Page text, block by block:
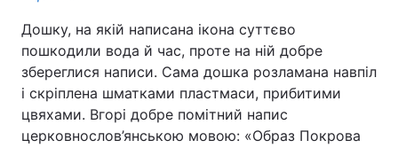
Дошку, на якій написана ікона суттєво
пошкодили вода й час, проте на ній добре
збереглися написи. Сама дошка розламана навпіл
і скріплена шматками пластмаси, прибитими
цвяхами. Вгорі добре помітний напис
церковнослов’янською мовою: «Образ Покрова